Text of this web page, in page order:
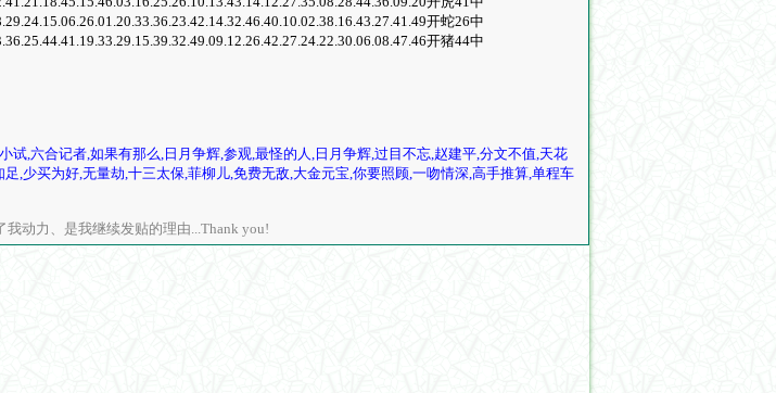
开蛇26中
开猪44中
试,六合记者,如果有那么,日月争辉,参观,最怪的人,日月争辉,过目不忘,赵建平,分文不值,天花
,少买为好,无量劫,十三太保,菲柳儿,免费无敌,大金元宝,你要照顾,一吻情深,高手推算,单程车
动力、是我继续发贴的理由...Thank you!